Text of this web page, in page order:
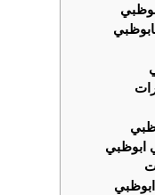
ابوظبي